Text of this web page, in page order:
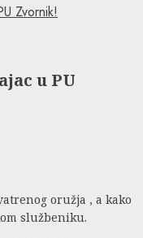
Zvornik!
u PU
oružja , a kako
službeniku.